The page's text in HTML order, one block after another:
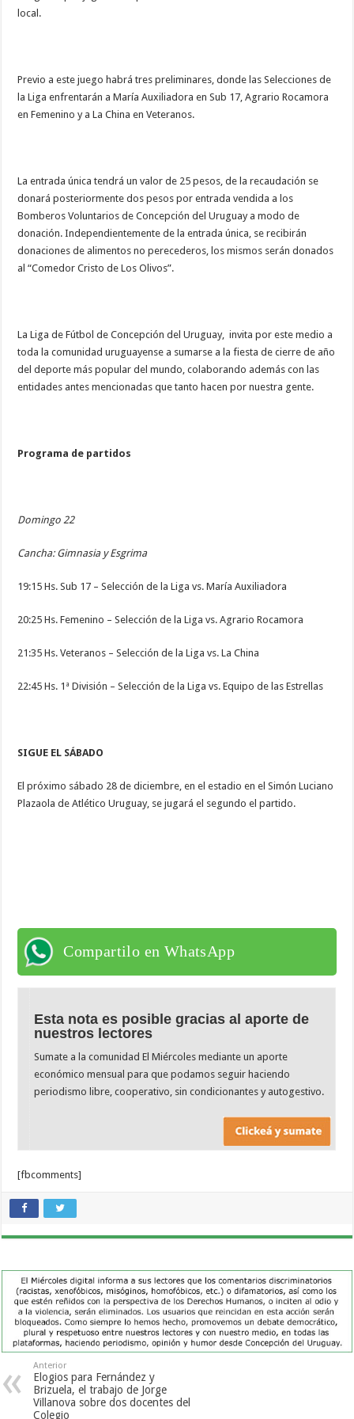
local.
Previo a este juego habrá tres preliminares, donde las Selecciones de
la Liga enfrentarán a María Auxiliadora en Sub 17, Agrario Rocamora
en Femenino y a La China en Veteranos.
La entrada única tendrá un valor de 25 pesos, de la recaudación se
donará posteriormente dos pesos por entrada vendida a los
Bomberos Voluntarios de Concepción del Uruguay a modo de
donación. Independientemente de la entrada única, se recibirán
donaciones de alimentos no perecederos, los mismos serán donados
al “Comedor Cristo de Los Olivos”.
La Liga de Fútbol de Concepción del Uruguay, invita por este medio a
toda la comunidad uruguayense a sumarse a la fiesta de cierre de año
del deporte más popular del mundo, colaborando además con las
entidades antes mencionadas que tanto hacen por nuestra gente.
Programa de partidos
Domingo 22
Cancha: Gimnasia y Esgrima
19:15 Hs. Sub 17 – Selección de la Liga vs. María Auxiliadora
20:25 Hs. Femenino – Selección de la Liga vs. Agrario Rocamora
21:35 Hs. Veteranos – Selección de la Liga vs. La China
22:45 Hs. 1ª División – Selección de la Liga vs. Equipo de las Estrellas
SIGUE EL SÁBADO
El próximo sábado 28 de diciembre, en el estadio en el Simón Luciano
Plazaola de Atlético Uruguay, se jugará el segundo el partido.
Compartilo en WhatsApp
Esta nota es posible gracias al aporte de
nuestros lectores
Sumate a la comunidad El Miércoles mediante un aporte
económico mensual para que podamos seguir haciendo
periodismo libre, cooperativo, sin condicionantes y autogestivo.
[fbcomments]
Anterior
Elogios para Fernández y
Brizuela, el trabajo de Jorge
Villanova sobre dos docentes del
Colegio